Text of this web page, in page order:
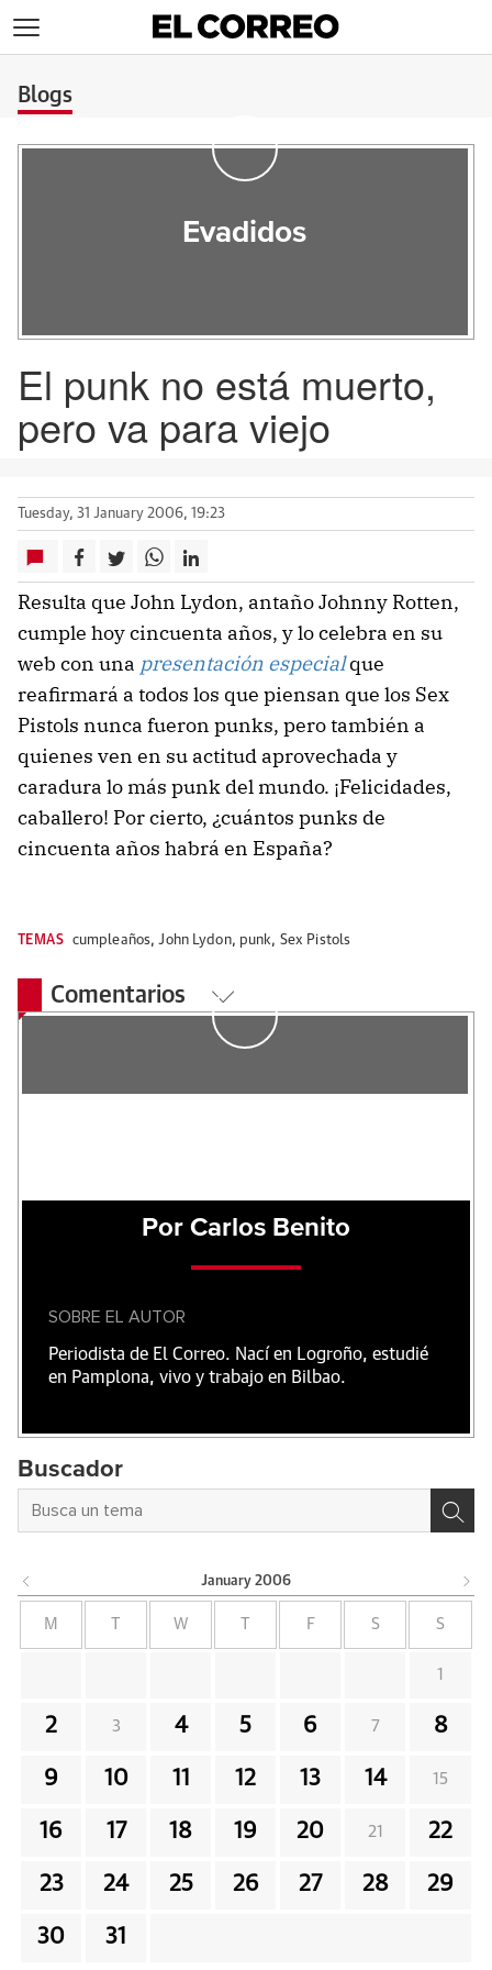
Blogs
Evadidos
El punk no está muerto,
pero va para viejo
Tuesday, 31 January 2006, 19:23
Resulta que John Lydon, antaño Johnny Rotten,
cumple hoy cincuenta años, y lo celebra en su
web con una presentación especialque
reafirmará a todos los que piensan que los Sex
Pistols nunca fueron punks, pero también a
quienes ven en su actitud aprovechada y
caradura lo más punk del mundo. ¡Felicidades,
caballero! Por cierto, ¿cuántos punks de
cincuenta años habrá en España?
TEMAS cumpleaños,John Lydon, punk, Sex Pistols
Comentarios
Por Carlos Benito
SOBRE EL AUTOR
Periodista de El Correo. Nací en Logroño, estudié
en Pamplona, vivo y trabajo en Bilbao.
Buscador
January 2006
M W F S S
1
2 3 4 5 6 7 8
9 10 11 12 13 14 15
16 17 18 19 20 21 22
23 24 25 26 27 28 29
30 31